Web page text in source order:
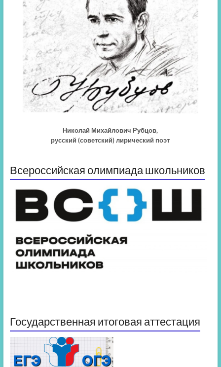
Николай Михайлович Рубцов,
русский (советский) лирический поэт
Всероссийская олимпиада школьников
Государственная итоговая аттестация